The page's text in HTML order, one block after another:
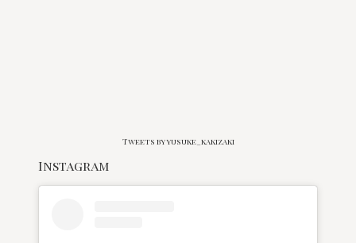
Tweets by yusuke_kakizaki
Instagram